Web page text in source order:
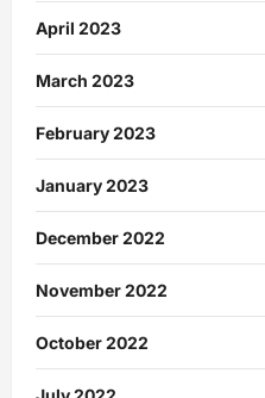
April 2023
March 2023
February 2023
January 2023
December 2022
November 2022
October 2022